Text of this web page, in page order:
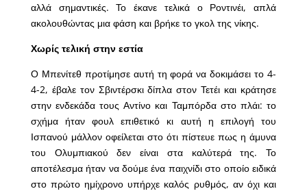
αλλά σημαντικές. Το έκανε τελικά ο Ροντινέι, απλά
ακολουθώντας μια φάση και βρήκε το γκολ της νίκης.
Χωρίς τελική στην εστία
Ο Μπενίτεθ προτίμησε αυτή τη φορά να δοκιμάσει το 4-
4-2, έβαλε τον Σβιντέρσκι δίπλα στον Τετέι και κράτησε
στην ενδεκάδα τους Αντίνο και Ταμπόρδα στο πλάι: το
σχήμα ήταν φουλ επιθετικό κι αυτή η επιλογή του
Ισπανού μάλλον οφείλεται στο ότι πίστευε πως η άμυνα
του Ολυμπιακού δεν είναι στα καλύτερά της. Το
αποτέλεσμα ήταν να δούμε ένα παιχνίδι στο οποίο ειδικά
στο πρώτο ημίχρονο υπήρχε καλός ρυθμός, αν όχι και